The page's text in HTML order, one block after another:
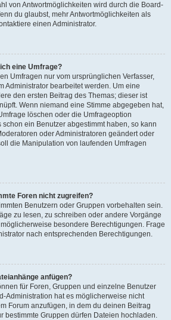
von Antwortmöglichkeiten wird durch die Board-
du glaubst, mehr Antwortmöglichkeiten als
einen Administrator.
eine Umfrage?
Umfragen nur vom ursprünglichen Verfasser,
Administrator bearbeitet werden. Um eine
den ersten Beitrag des Themas; dieser ist
Wenn niemand eine Stimme abgegeben hat,
löschen oder die Umfrageoption
ein Benutzer abgestimmt haben, so kann
oder Administratoren geändert oder
die Manipulation von laufenden Umfragen
Foren nicht zugreifen?
Benutzern oder Gruppen vorbehalten sein.
zu lesen, zu schreiben oder andere Vorgänge
besondere Berechtigungen. Frage
nach entsprechenden Berechtigungen.
anfügen?
für Foren, Gruppen und einzelne Benutzer
Administration hat es möglicherweise nicht
Forum anzufügen, in dem du deinen Beitrag
bestimmte Gruppen dürfen Dateien hochladen.